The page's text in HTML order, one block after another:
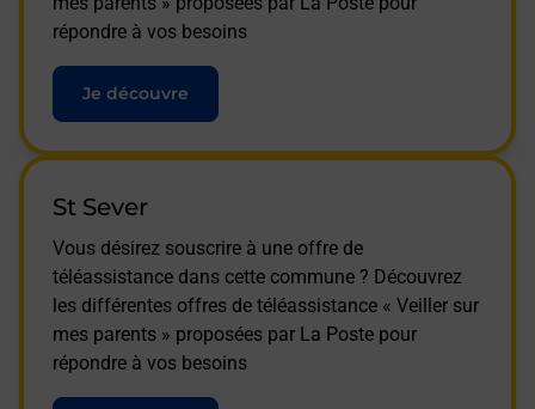
répondre à vos besoins
Je découvre
St Sever
Vous désirez souscrire à une offre de
téléassistance dans cette commune ? Découvrez
les différentes offres de téléassistance « Veiller sur
mes parents » proposées par La Poste pour
répondre à vos besoins